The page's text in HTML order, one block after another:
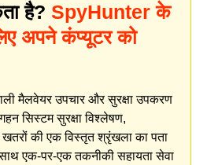
है? SpyHunter के
अपने कंप्यूटर को
मैलवेयर उपचार और सुरक्षा उपकरण
सिस्टम सुरक्षा विश्लेषण,
की एक विस्तृत श्रृंखला का पता
एक-पर-एक तकनीकी सहायता सेवा